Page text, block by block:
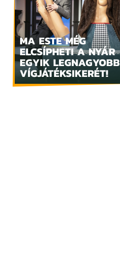
MA ESTE MÉG
ELCSÍPHETI A NYÁR
EGYIK LEGNAGYOBB
VÍGJÁTÉKSIKERÉT!